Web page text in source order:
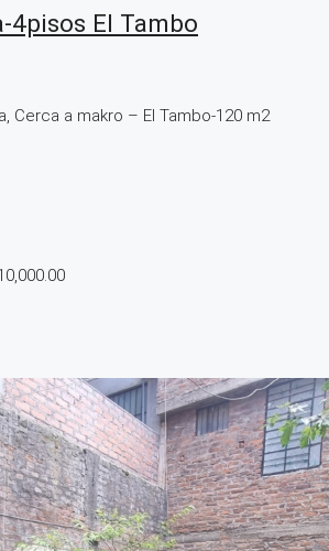
4pisos El Tambo
Cerca a makro – El Tambo-120 m2